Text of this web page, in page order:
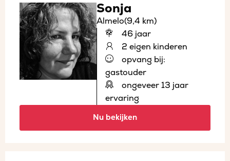
Sonja
Almelo(9,4 km)
46 jaar
2 eigen kinderen
opvang bij:
gastouder
ongeveer 13 jaar
ervaring
Nu bekijken